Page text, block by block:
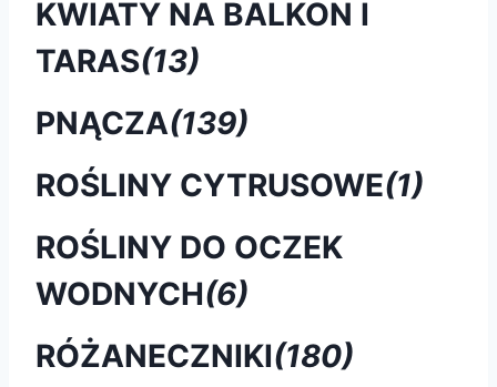
KWIATY NA BALKON I
TARAS(13)
PNĄCZA(139)
ROŚLINY CYTRUSOWE(1)
ROŚLINY DO OCZEK
WODNYCH(6)
RÓŻANECZNIKI(180)